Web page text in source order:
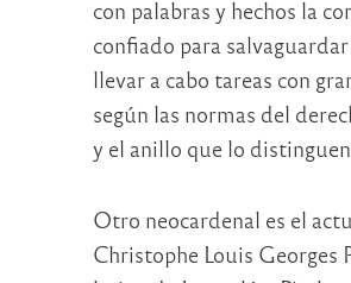
con palabras y hechos la
confiado para
llevar a cabo tareas con
según las normas del
y el anillo que lo
Otro neocardenal es el
Christophe Louis Georges